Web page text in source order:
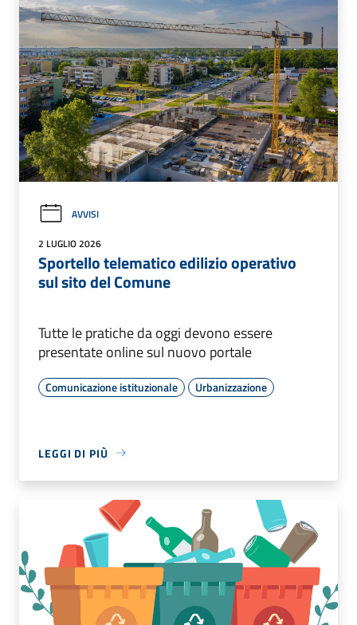
AVVISI
2 LUGLIO 2026
Sportello telematico edilizio operativo
sul sito del Comune
Tutte le pratiche da oggi devono essere
presentate online sul nuovo portale
Comunicazione istituzionale Urbanizzazione
LEGGI DI PIÙ